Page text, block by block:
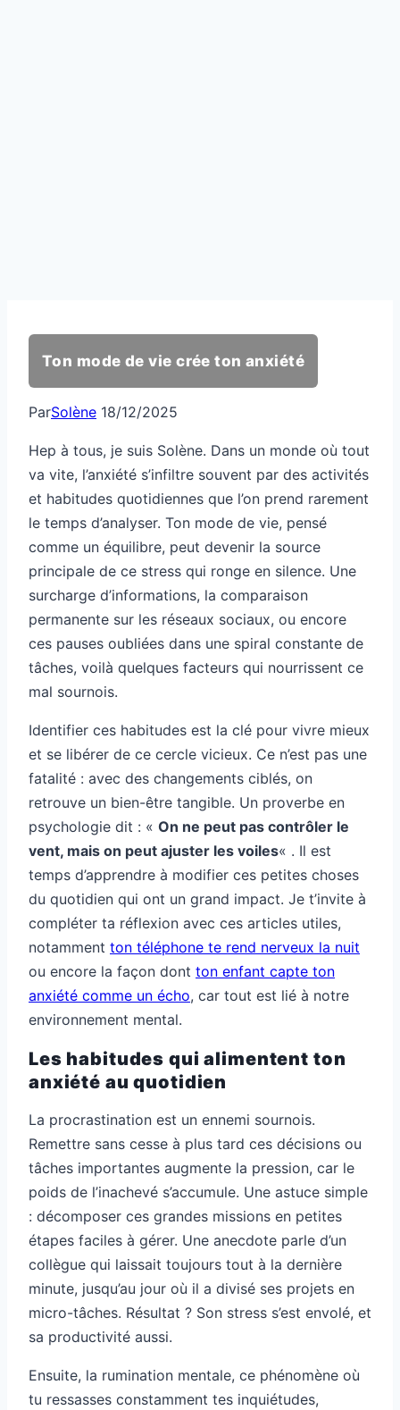
Ton mode de vie crée ton anxiété
ParSolène 18/12/2025
Hep à tous, je suis Solène. Dans un monde où tout
va vite, l’anxiété s’infiltre souvent par des activités
et habitudes quotidiennes que l’on prend rarement
le temps d’analyser. Ton mode de vie, pensé
comme un équilibre, peut devenir la source
principale de ce stress qui ronge en silence. Une
surcharge d’informations, la comparaison
permanente sur les réseaux sociaux, ou encore
ces pauses oubliées dans une spiral constante de
tâches, voilà quelques facteurs qui nourrissent ce
mal sournois.
Identifier ces habitudes est la clé pour vivre mieux
et se libérer de ce cercle vicieux. Ce n’est pas une
fatalité : avec des changements ciblés, on
retrouve un bien-être tangible. Un proverbe en
psychologie dit : « On ne peut pas contrôler le
vent, mais on peut ajuster les voiles« . Il est
temps d’apprendre à modifier ces petites choses
du quotidien qui ont un grand impact. Je t’invite à
compléter ta réflexion avec ces articles utiles,
notamment ton téléphone te rend nerveux la nuit
ou encore la façon dont ton enfant capte ton
anxiété comme un écho, car tout est lié à notre
environnement mental.
Les habitudes qui alimentent ton
anxiété au quotidien
La procrastination est un ennemi sournois.
Remettre sans cesse à plus tard ces décisions ou
tâches importantes augmente la pression, car le
poids de l’inachevé s’accumule. Une astuce simple
: décomposer ces grandes missions en petites
étapes faciles à gérer. Une anecdote parle d’un
collègue qui laissait toujours tout à la dernière
minute, jusqu’au jour où il a divisé ses projets en
micro-tâches. Résultat ? Son stress s’est envolé, et
sa productivité aussi.
Ensuite, la rumination mentale, ce phénomène où
tu ressasses constamment tes inquiétudes,